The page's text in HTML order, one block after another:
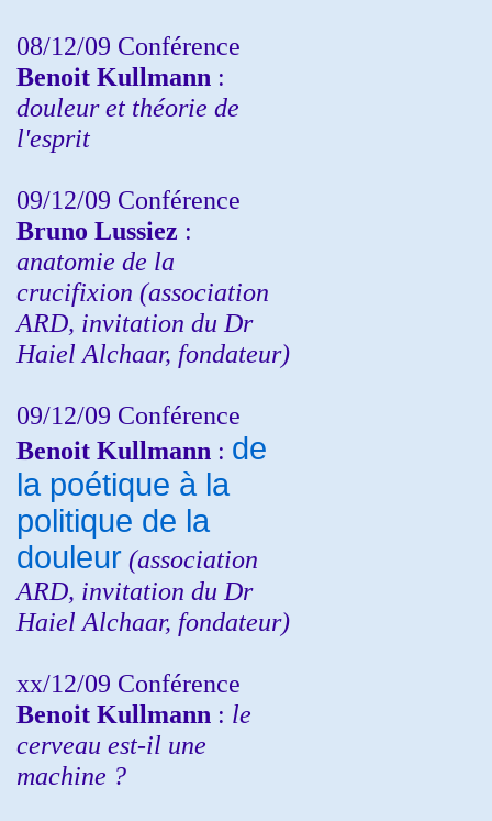
08/12/09 Conférence
Benoit Kullmann :
douleur et théorie de
l'esprit
09/12/09 Conférence
Bruno Lussiez :
anatomie de la
crucifixion (association
ARD, invitation du Dr
Haiel Alchaar, fondateur)
09/12/09 Conférence
Benoit Kullmann : de
la poétique à la
politique de la
douleur (association
ARD, invitation du Dr
Haiel Alchaar, fondateur)
xx/12/09 Conférence
Benoit Kullmann : le
cerveau est-il une
machine ?